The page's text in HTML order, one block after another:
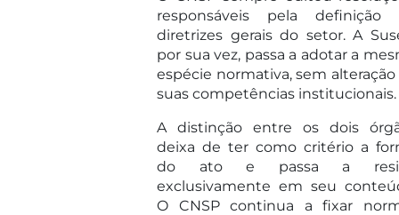
responsáveis pela definição
diretrizes gerais do setor. A
por sua vez, passa a adotar a
espécie normativa, sem alteração
suas competências institucionais.
A distinção entre os dois
deixa de ter como critério a
do ato e passa a
exclusivamente em seu
O CNSP continua a fixar